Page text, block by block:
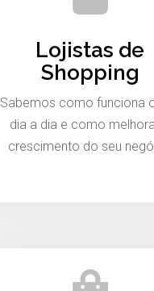
Lojistas de
Shopping
Sabemos como funciona
dia a dia e como
crescimento do seu